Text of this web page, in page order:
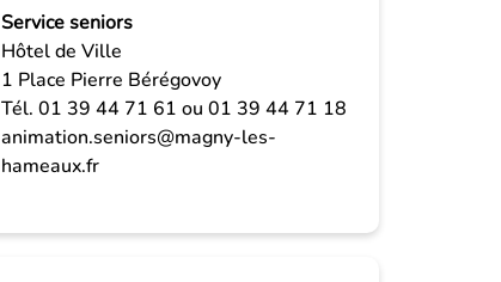
Service seniors
Hôtel de Ville
1 Place Pierre Bérégovoy
Tél. 01 39 44 71 61 ou 01 39 44 71 18
animation.seniors@magny-les-
hameaux.fr